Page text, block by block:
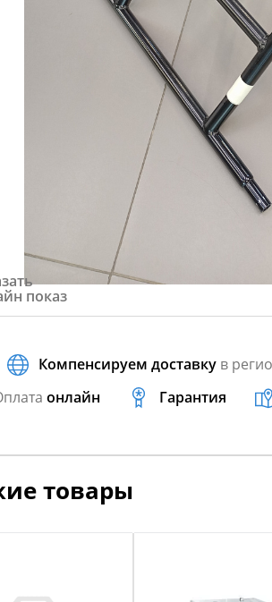
показ
Компенсируем доставку в
онлайн Гарантия
товары